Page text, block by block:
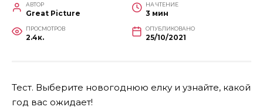
АВТОР
Great Picture
НА ЧТЕНИЕ
3 мин
ПРОСМОТРОВ
2.4к.
ОПУБЛИКОВАНО
25/10/2021
Тест. Выберите новогоднюю елку и узнайте, какой
год вас ожидает!